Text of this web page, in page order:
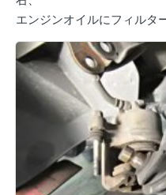
エンジンオイルにフィルタ